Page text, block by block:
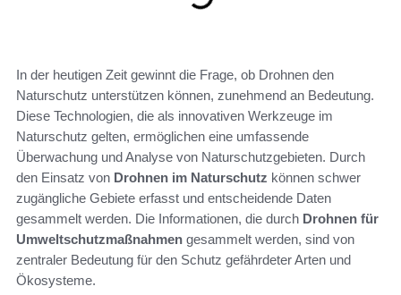
In der heutigen Zeit gewinnt die Frage, ob Drohnen den
Naturschutz unterstützen können, zunehmend an Bedeutung.
Diese Technologien, die als innovativen Werkzeuge im
Naturschutz gelten, ermöglichen eine umfassende
Überwachung und Analyse von Naturschutzgebieten. Durch
den Einsatz von Drohnen im Naturschutz können schwer
zugängliche Gebiete erfasst und entscheidende Daten
gesammelt werden. Die Informationen, die durch Drohnen für
Umweltschutzmaßnahmen gesammelt werden, sind von
zentraler Bedeutung für den Schutz gefährdeter Arten und
Ökosysteme.